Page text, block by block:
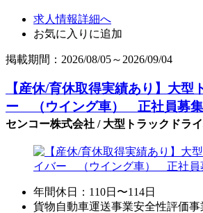
求人情報詳細へ
お気に入りに追加
掲載期間：2026/08/05～2026/09/04
【産休/育休取得実績あり】大型
ー （ウイング車） 正社員募
センコー株式会社 / 大型トラックドラ
年間休日：110日〜114日
貨物自動車運送事業安全性評価事